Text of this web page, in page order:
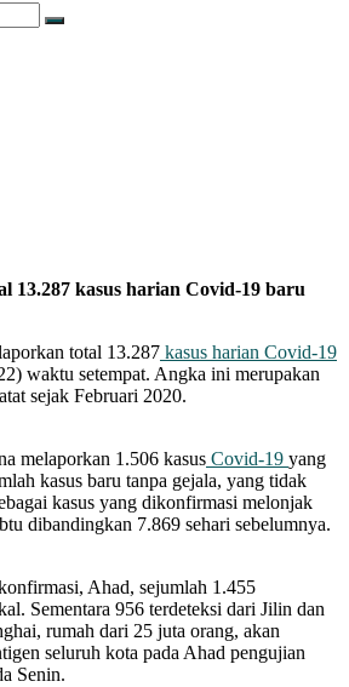
13.287 kasus harian Covid-19 baru
total 13.287 kasus harian Covid-19
waktu setempat. Angka ini merupakan
sejak Februari 2020.
melaporkan 1.506 kasus Covid-19 yang
kasus baru tanpa gejala, yang tidak
kasus yang dikonfirmasi melonjak
dibandingkan 7.869 sehari sebelumnya.
Ahad, sejumlah 1.455
Sementara 956 terdeteksi dari Jilin dan
rumah dari 25 juta orang, akan
seluruh kota pada Ahad pengujian
Senin.